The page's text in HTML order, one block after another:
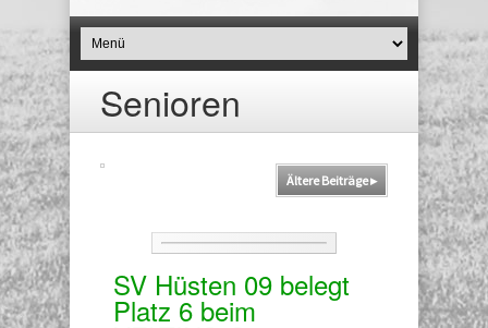
Senioren
Ältere Beiträge▸
SV Hüsten 09 belegt
Platz 6 beim